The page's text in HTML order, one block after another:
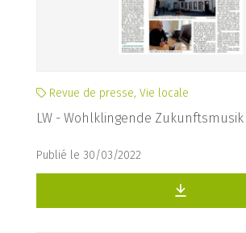
Revue de presse, Vie locale
LW - Wohlklingende Zukunftsmusik
Publié le 30/03/2022